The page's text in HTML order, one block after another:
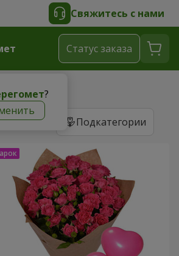
Свяжитесь с нами
?
Cтатус заказа
Подкатегории